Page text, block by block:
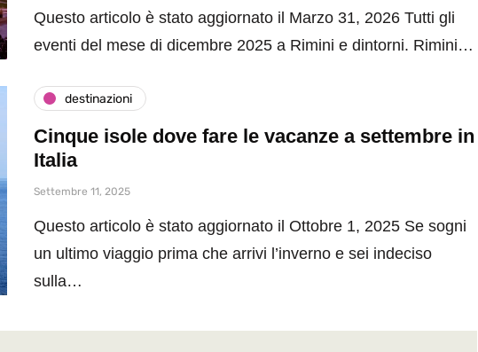
Questo articolo è stato aggiornato il Marzo 31, 2026 Tutti gli
eventi del mese di dicembre 2025 a Rimini e dintorni. Rimini…
destinazioni
Cinque isole dove fare le vacanze a settembre in
Italia
Settembre 11, 2025
Questo articolo è stato aggiornato il Ottobre 1, 2025 Se sogni
un ultimo viaggio prima che arrivi l’inverno e sei indeciso
sulla…